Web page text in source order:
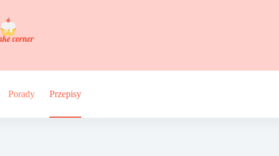
Porady Przepisy